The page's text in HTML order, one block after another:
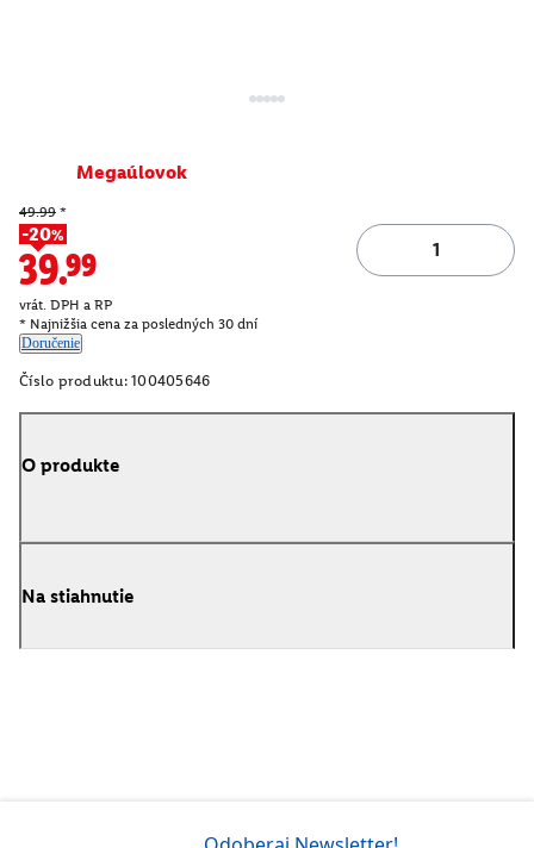
Megaúlovok
49.99 *
-20%
39.99
vrát. DPH a RP
* Najnižšia cena za posledných 30 dní
Doručenie
Číslo produktu: 100405646
O produkte
Na stiahnutie